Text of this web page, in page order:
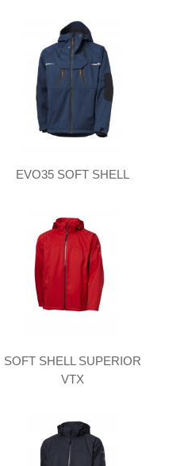
EVO35 SOFT SHELL
SOFT SHELL SUPERIOR
VTX